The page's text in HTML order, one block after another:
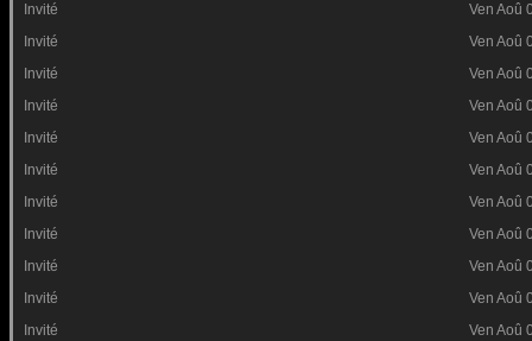
Invité
Ven Aoû
Invité
Ven Aoû
Invité
Ven Aoû
Invité
Ven Aoû
Invité
Ven Aoû
Invité
Ven Aoû
Invité
Ven Aoû
Invité
Ven Aoû
Invité
Ven Aoû
Invité
Ven Aoû
Invité
Ven Aoû